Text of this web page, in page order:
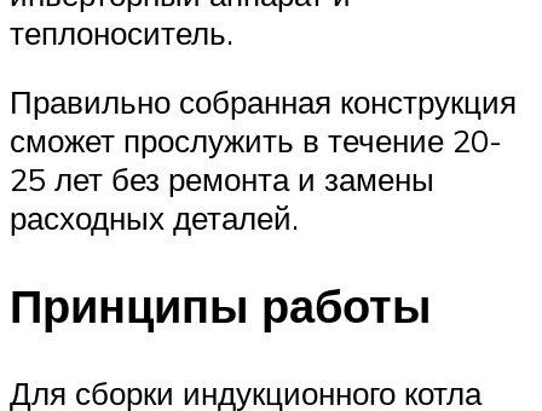
теплоноситель.
Правильно собранная конструкция
сможет прослужить в течение 20-
25 лет без ремонта и замены
расходных деталей.
Принципы работы
Для сборки индукционного котла